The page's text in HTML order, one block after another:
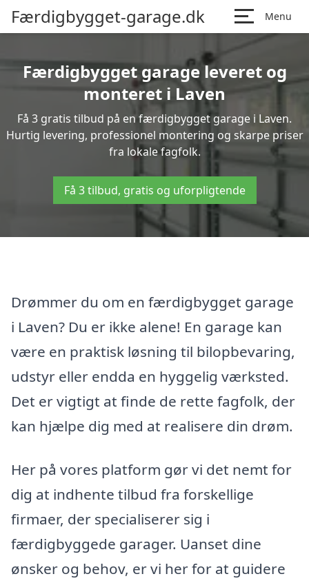
Færdigbygget-garage.dk Menu
Færdigbygget garage leveret og
monteret i Laven
Få 3 gratis tilbud på en færdigbygget garage i Laven.
Hurtig levering, professionel montering og skarpe priser
fra lokale fagfolk.
Få 3 tilbud, gratis og uforpligtende
Drømmer du om en færdigbygget garage
i Laven? Du er ikke alene! En garage kan
være en praktisk løsning til bilopbevaring,
udstyr eller endda en hyggelig værksted.
Det er vigtigt at finde de rette fagfolk, der
kan hjælpe dig med at realisere din drøm.
Her på vores platform gør vi det nemt for
dig at indhente tilbud fra forskellige
firmaer, der specialiserer sig i
færdigbyggede garager. Uanset dine
ønsker og behov, er vi her for at guidere